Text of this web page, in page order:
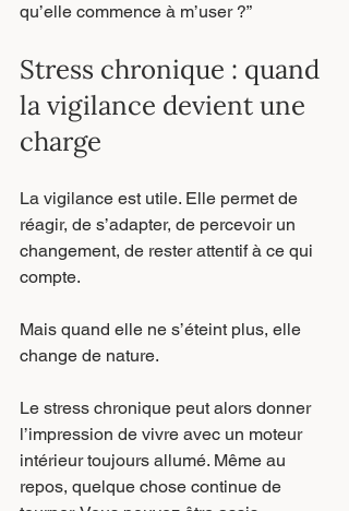
qu’elle commence à m’user ?”
Stress chronique : quand
la vigilance devient une
charge
La vigilance est utile. Elle permet de
réagir, de s’adapter, de percevoir un
changement, de rester attentif à ce qui
compte.
Mais quand elle ne s’éteint plus, elle
change de nature.
Le stress chronique peut alors donner
l’impression de vivre avec un moteur
intérieur toujours allumé. Même au
repos, quelque chose continue de